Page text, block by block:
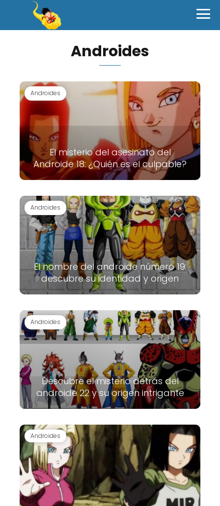
Androides
Androides
El misterio del asesinato del
Androide 18: ¿Quién es el culpable?
Androides
El nombre del androide número 19:
descubre su identidad y origen
Androides
Descubre el misterio detrás del
androide 22 y su origen intrigante
Androides